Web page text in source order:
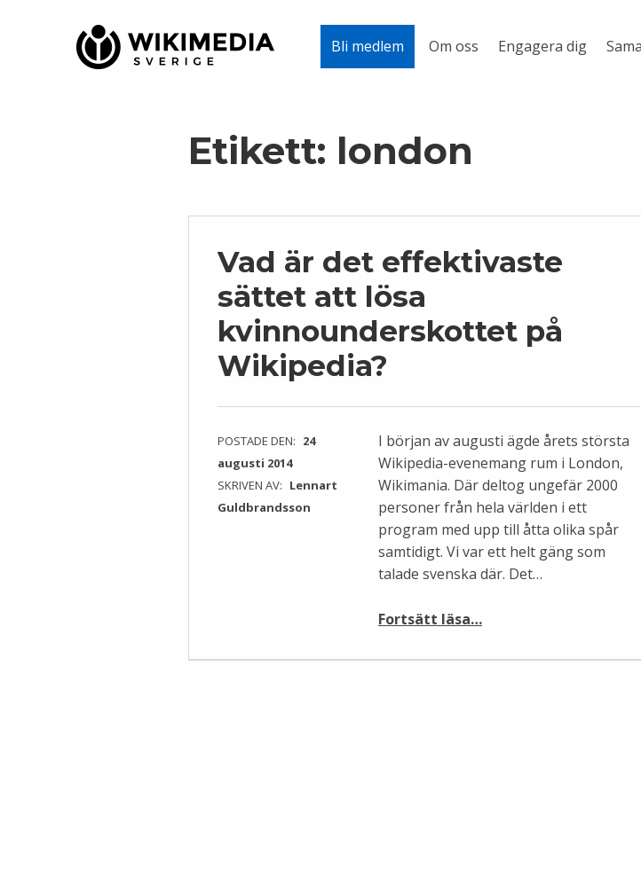
Bli medlem Om oss Engagera dig
Etikett: london
Vad är det effektivaste
sättet att lösa
kvinnounderskottet på
Wikipedia?
POSTADE DEN: 24
augusti 2014
SKRIVEN AV: Lennart
Guldbrandsson
I början av augusti ägde årets största
Wikipedia-evenemang rum i London,
Wikimania. Där deltog ungefär 2000
personer från hela världen i ett
program med upp till åtta olika spår
samtidigt. Vi var ett helt gäng som
talade svenska där. Det…
Fortsätt läsa…